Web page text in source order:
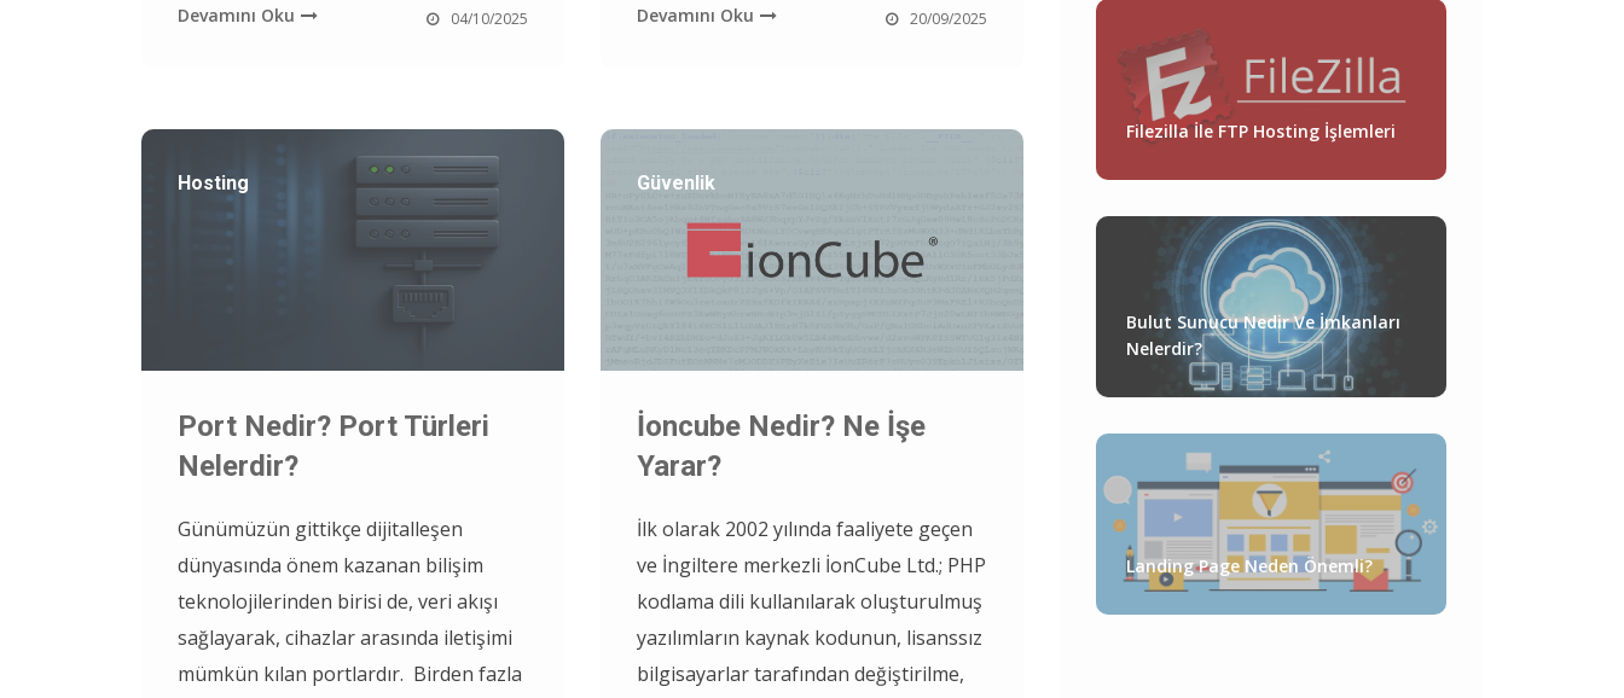
Devamını Oku 04/10/2025 Devamını Oku 20/09/2025
Hosting
Port Nedir? Port Türleri
Nelerdir?
Günümüzün gittikçe dijitalleşen
dünyasında önem kazanan bilişim
teknolojilerinden birisi de, veri akışı
sağlayarak, cihazlar arasında iletişimi
mümkün kılan portlardır. Birden fazla
Güvenlik
İoncube Nedir? Ne İşe
Yarar?
İlk olarak 2002 yılında faaliyete geçen
ve İngiltere merkezli İonCube Ltd.; PHP
kodlama dili kullanılarak oluşturulmuş
yazılımların kaynak kodunun, lisanssız
bilgisayarlar tarafından değiştirilme,
Filezilla İle FTP Hosting İşlemleri
Bulut Sunucu Nedir Ve İmkanları
Nelerdir?
Landing Page Neden Önemli?